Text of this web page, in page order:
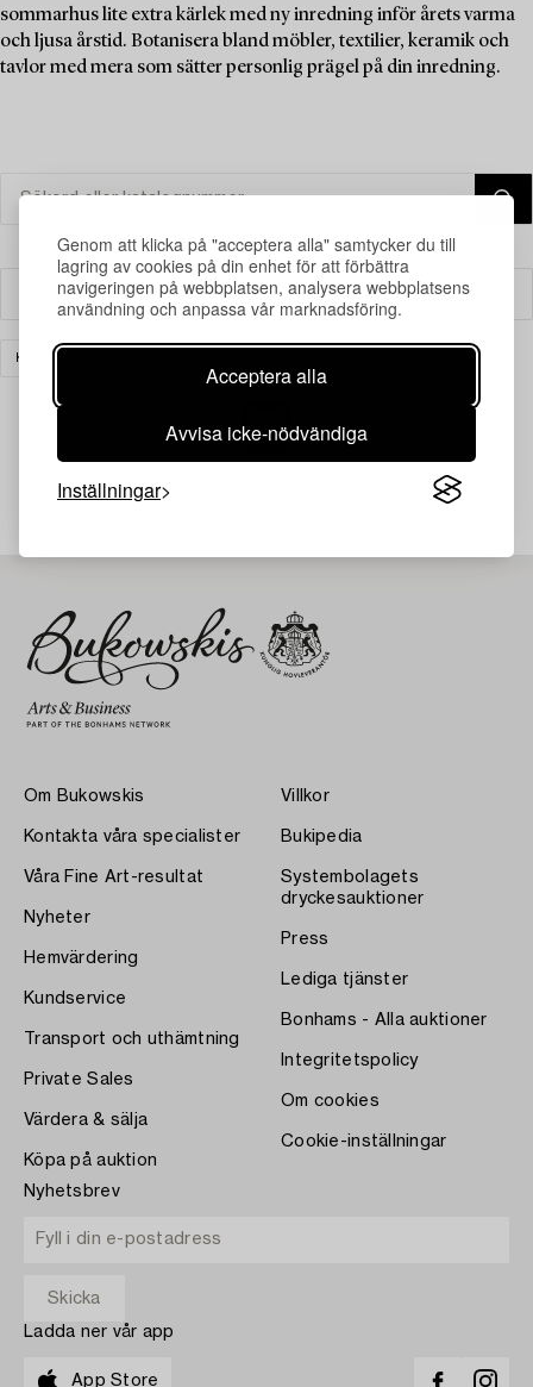
Genom att klicka på "acceptera alla" samtycker du till
lagring av cookies på din enhet för att förbättra
navigeringen på webbplatsen, analysera webbplatsens
användning och anpassa vår marknadsföring.
Acceptera alla
Avvisa icke-nödvändiga
Inställningar
sommarhus lite extra kärlek med ny inredning inför årets varma
och ljusa årstid. Botanisera bland möbler, textilier, keramik och
tavlor med mera som sätter personlig prägel på din inredning.
Filter
KLOCKOR & UR
Om Bukowskis
Kontakta våra specialister
Våra Fine Art-resultat
Nyheter
Hemvärdering
Kundservice
Transport och uthämtning
Private Sales
Värdera & sälja
Köpa på auktion
Villkor
Bukipedia
Systembolagets
dryckesauktioner
Press
Lediga tjänster
Bonhams - Alla auktioner
Integritetspolicy
Om cookies
Cookie-inställningar
Nyhetsbrev
Ladda ner vår app
App Store